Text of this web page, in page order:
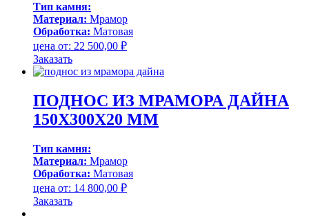
Тип камня:
Материал: Мрамор
Обработка: Матовая
цена от: 22 500,00 ₽
Заказать
ПОДНОС ИЗ МРАМОРА ДАЙНА
150Х300Х20 ММ
Тип камня:
Материал: Мрамор
Обработка: Матовая
цена от: 14 800,00 ₽
Заказать